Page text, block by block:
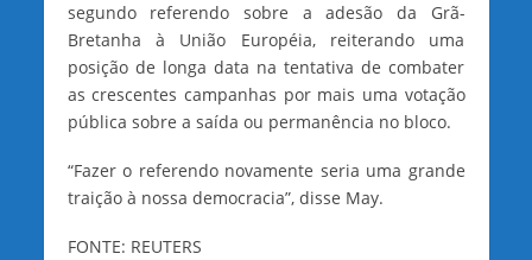
segundo referendo sobre a adesão da Grã-
Bretanha à União Européia, reiterando uma
posição de longa data na tentativa de combater
as crescentes campanhas por mais uma votação
pública sobre a saída ou permanência no bloco.
“Fazer o referendo novamente seria uma grande
traição à nossa democracia”, disse May.
FONTE: REUTERS